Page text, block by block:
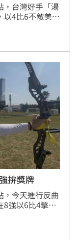
，台灣好手「湯
以4比6不敵美國
拚獎牌
，今天進行反曲
8強以6比4擊敗